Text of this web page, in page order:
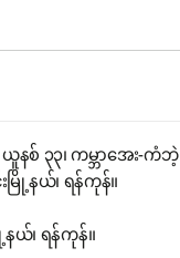
ယူနစ် ၃၃၊ ကမ္ဘာအေး-ကံဘဲ့
ြို့နယ်၊ ရန်ကုန်။
နယ်၊ ရန်ကုန်။